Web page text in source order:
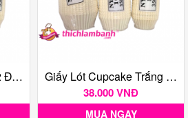
Giấy Lót Cupcake C12 ĐẠI 350 - Giấy Lót Bánh Bánh Bao Giấy Lót Cupcake Trắng Trơn C10 - Cây 350 Tờ
38.000 VNĐ
MUA NGAY